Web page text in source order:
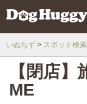
いぬちず スポット検索
【閉店
ME